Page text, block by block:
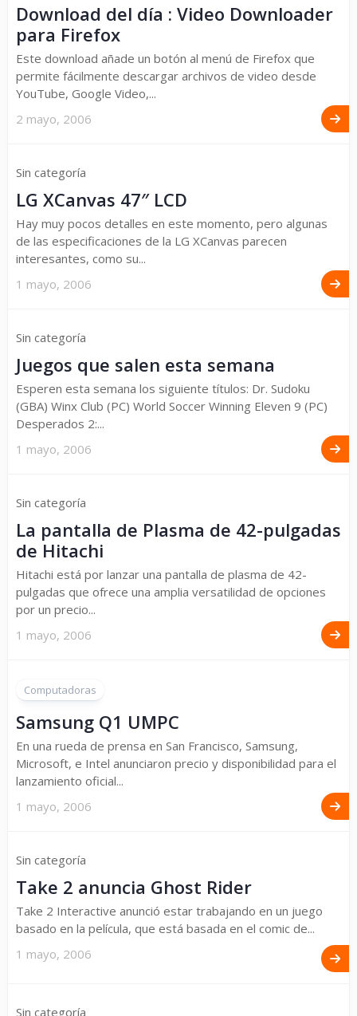
Download del día : Video Downloader
para Firefox
Este download añade un botón al menú de Firefox que
permite fácilmente descargar archivos de video desde
YouTube, Google Video,...
2 mayo, 2006
Sin categoría
LG XCanvas 47″ LCD
Hay muy pocos detalles en este momento, pero algunas
de las especificaciones de la LG XCanvas parecen
interesantes, como su...
1 mayo, 2006
Sin categoría
Juegos que salen esta semana
Esperen esta semana los siguiente títulos: Dr. Sudoku
(GBA) Winx Club (PC) World Soccer Winning Eleven 9 (PC)
Desperados 2:...
1 mayo, 2006
Sin categoría
La pantalla de Plasma de 42-pulgadas
de Hitachi
Hitachi está por lanzar una pantalla de plasma de 42-
pulgadas que ofrece una amplia versatilidad de opciones
por un precio...
1 mayo, 2006
Computadoras
Samsung Q1 UMPC
En una rueda de prensa en San Francisco, Samsung,
Microsoft, e Intel anunciaron precio y disponibilidad para el
lanzamiento oficial...
1 mayo, 2006
Sin categoría
Take 2 anuncia Ghost Rider
Take 2 Interactive anunció estar trabajando en un juego
basado en la película, que está basada en el comic de...
1 mayo, 2006
Sin categoría